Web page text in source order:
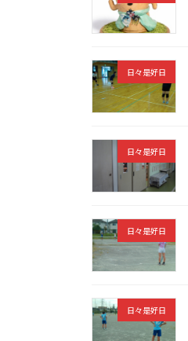
日々是好日
日々是好日
日々是好日
日々是好日